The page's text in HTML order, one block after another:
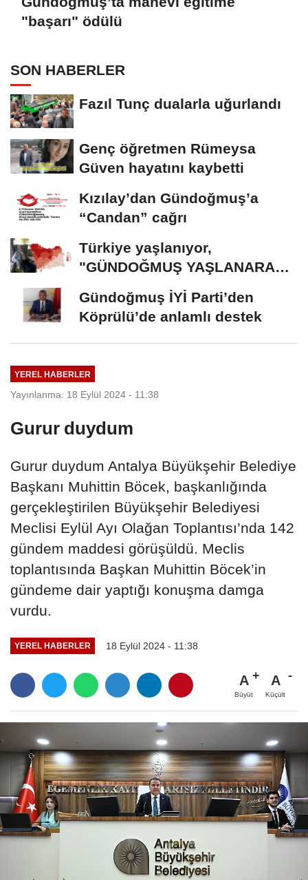
"başarı" ödülü
SON HABERLER
Fazıl Tunç dualarla uğurlandı
Genç öğretmen Rümeysa
Güven hayatını kaybetti
Kızılay’dan Gündoğmuş’a
“Candan” cağrı
Türkiye yaşlanıyor,
"GÜNDOĞMUŞ YAŞLANARAK
Gündoğmuş İYİ Parti’den
Köprülü’de anlamlı destek
YEREL HABERLER
Yayınlanma: 18 Eylül 2024 - 11:38
Gurur duydum
Gurur duydum Antalya Büyükşehir Belediye
Başkanı Muhittin Böcek, başkanlığında
gerçekleştirilen Büyükşehir Belediyesi
Meclisi Eylül Ayı Olağan Toplantısı’nda 142
gündem maddesi görüşüldü. Meclis
toplantısında Başkan Muhittin Böcek’in
gündeme dair yaptığı konuşma damga
vurdu.
YEREL HABERLER 18 Eylül 2024 - 11:38
A
Büyüt
A
Küçült